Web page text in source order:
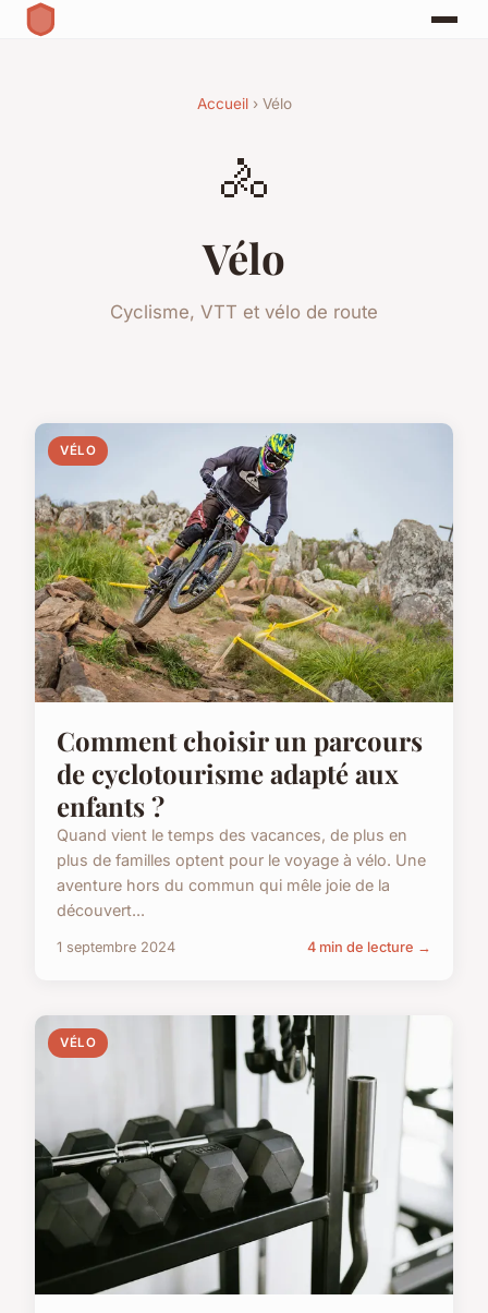
Accueil› Vélo
🚴
Vélo
Cyclisme, VTT et vélo de route
VÉLO
Comment choisir un parcours
de cyclotourisme adapté aux
enfants ?
Quand vient le temps des vacances, de plus en
plus de familles optent pour le voyage à vélo. Une
aventure hors du commun qui mêle joie de la
découvert...
1 septembre 2024 4 min de lecture →
VÉLO